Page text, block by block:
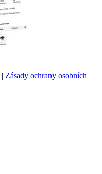
| Zásady ochrany osobních